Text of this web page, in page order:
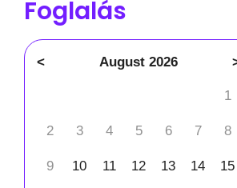
Foglalás
< August 2026
1
2 3 4 5 6 7 8
9 10 11 12 13 14 15